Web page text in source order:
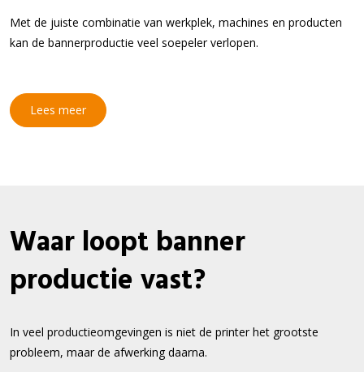
Met de juiste combinatie van werkplek, machines en producten
kan de bannerproductie veel soepeler verlopen.
Lees meer
Waar loopt banner
productie vast?
In veel productieomgevingen is niet de printer het grootste
probleem, maar de afwerking daarna.